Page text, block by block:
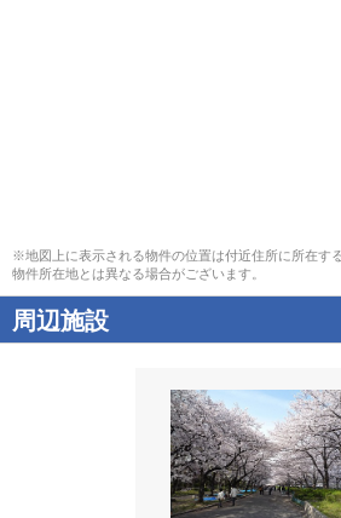
※地図上に表示される物件の位置は付近住所に所在す
物件所在地とは異なる場合がございます。
周辺施設